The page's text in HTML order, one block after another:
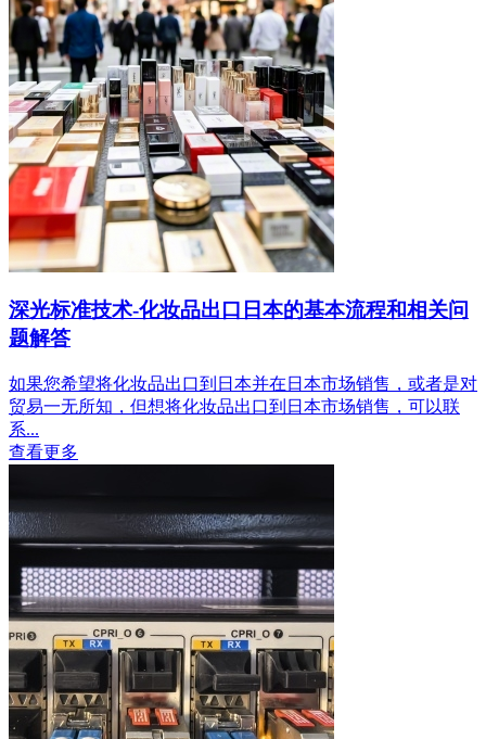
深光标准技术-化妆品出口日本的基本流程和相关问
题解答
如果您希望将化妆品出口到日本并在日本市场销售，或者是对
贸易一无所知，但想将化妆品出口到日本市场销售，可以联
系...
查看更多